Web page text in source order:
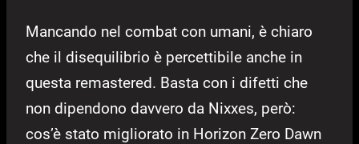
Mancando nel combat con umani, è chiaro
che il disequilibrio è percettibile anche in
questa remastered. Basta con i difetti che
non dipendono davvero da Nixxes, però:
cos’è stato migliorato in Horizon Zero Dawn